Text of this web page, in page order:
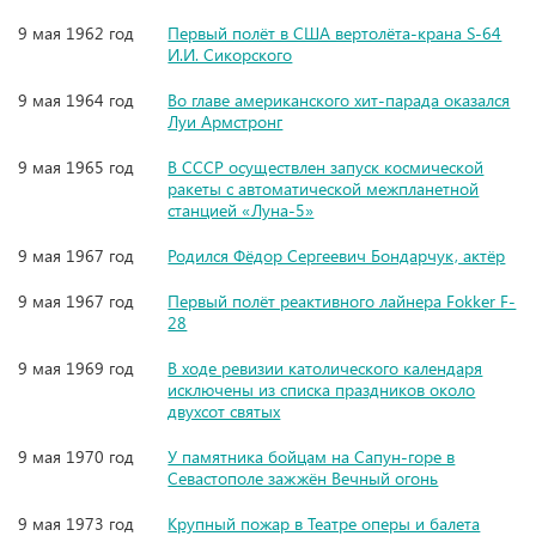
9 мая 1962 год
Первый полёт в США вертолёта-крана S-64
И.И. Сикорского
9 мая 1964 год
Во главе американского хит-парада оказался
Луи Армстронг
9 мая 1965 год
В СССР осуществлен запуск космической
ракеты с автоматической межпланетной
станцией «Луна-5»
9 мая 1967 год
Родился Фёдор Сергеевич Бондарчук, актёр
9 мая 1967 год
Первый полёт реактивного лайнера Fokker F-
28
9 мая 1969 год
В ходе ревизии католического календаря
исключены из списка праздников около
двухсот святых
9 мая 1970 год
У памятника бойцам на Сапун-горе в
Севастополе зажжён Вечный огонь
9 мая 1973 год
Крупный пожар в Театре оперы и балета